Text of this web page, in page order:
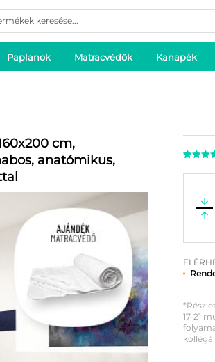
Paplanok Matracvédők Kanapék
cm,
anatómikus,
alapján
17-21